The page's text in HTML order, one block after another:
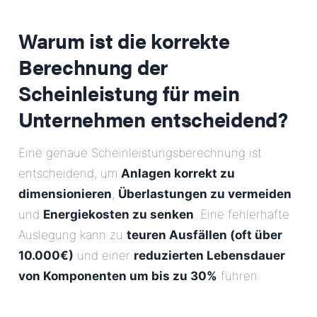
Warum ist die korrekte
Berechnung der
Scheinleistung für mein
Unternehmen entscheidend?
Eine genaue Scheinleistungsberechnung ist
entscheidend, um Anlagen korrekt zu
dimensionieren, Überlastungen zu vermeiden
und Energiekosten zu senken. Eine fehlerhafte
Auslegung kann zu teuren Ausfällen (oft über
10.000€) und einer reduzierten Lebensdauer
von Komponenten um bis zu 30% führen.